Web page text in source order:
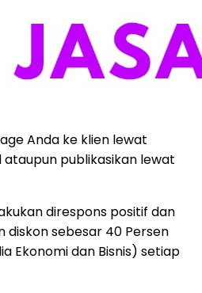
Anda ke klien lewat
ataupun publikasikan lewat
direspons positif dan
diskon sebesar 40 Persen
Ekonomi dan Bisnis) setiap